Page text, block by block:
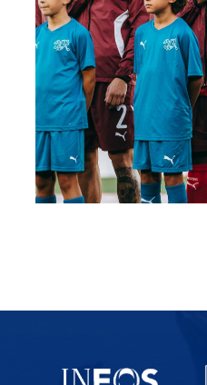
Partenaires du lausanne-Sport